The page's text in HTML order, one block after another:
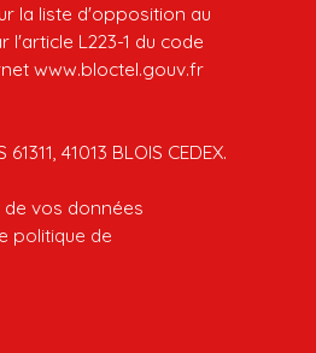
la liste d'opposition au
L223-1 du code
www.bloctel.gouv.fr
41013 BLOIS CEDEX.
vos données
politique de